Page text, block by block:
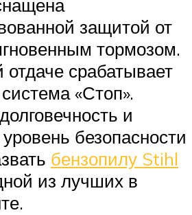
защитой от
тормозом.
срабатывает
«Стоп».
и
безопасности
бензопилу Stihl
из лучших в